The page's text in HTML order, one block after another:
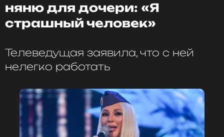
няню для дочери: «Я
страшный человек»
Телеведущая заявила, что с ней
нелегко работать